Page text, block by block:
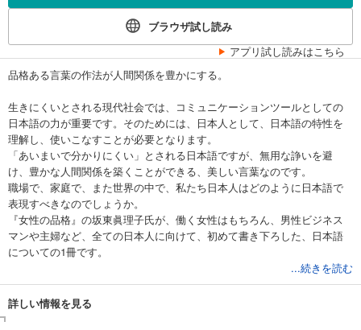
ブラウザ試し読み
アプリ試し読みはこちら
品格ある言葉の作法が人間関係を豊かにする。
生きにくいとされる現代社会では、コミュニケーションツールとしての
日本語の力が重要です。そのためには、日本人として、日本語の特性を
理解し、使いこなすことが必要となります。
「あいまいで分かりにくい」とされる日本語ですが、無用な諍いを避
け、豊かな人間関係を築くことができる、美しい言葉なのです。
職場で、家庭で、また世界の中で、私たち日本人はどのように日本語で
表現すべきなのでしょうか。
『女性の品格』の坂東眞理子氏が、働く女性はもちろん、男性ビジネス
マンや主婦など、全ての日本人に向けて、初めて書き下ろした、日本語
についての1冊です。
...続きを読む
詳しい情報を見る